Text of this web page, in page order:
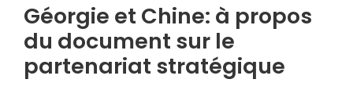
Géorgie et Chine: à propos
du document sur le
partenariat stratégique